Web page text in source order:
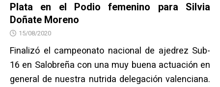
Plata en el Podio femenino para Silvia
Doñate Moreno
15/08/2020
Finalizó el campeonato nacional de ajedrez Sub-
16 en Salobreña con una muy buena actuación en
general de nuestra nutrida delegación valenciana.